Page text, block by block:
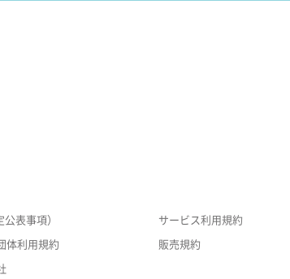
表事項） サービス利用規約
体利用規約 販売規約